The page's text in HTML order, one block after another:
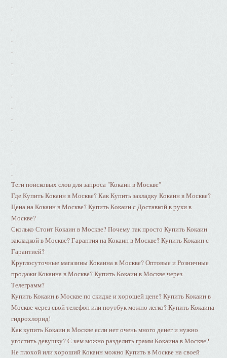
.
.
.
.
.
.
.
.
.
.
.
.
.
.
.
.
Теги поисковых слов для запроса "Кокаин в Москве"
Где Купить Кокаин в Москве? Как Купить закладку Кокаин в Москве?
Цена на Кокаин в Москве? Купить Кокаин с Доставкой в руки в
Москве?
Сколько Стоит Кокаин в Москве? Почему так просто Купить Кокаин
закладкой в Москве? Гарантия на Кокаин в Москве? Купить Кокаин с
Гарантией?
Круглосуточные магазины Кокаина в Москве? Оптовые и Розничные
продажи Кокаина в Москве? Купить Кокаин в Москве через
Телеграмм?
Купить Кокаин в Москве по скидке и хорошей цене? Купить Кокаин в
Москве через свой телефон или ноутбук можно легко? Купить Кокаина
гидрохлорид!
Как купить Кокаин в Москве если нет очень много денег и нужно
угостить девушку? С кем можно разделить грамм Кокаина в Москве?
Не плохой или хороший Кокаин можно Купить в Москве на своей